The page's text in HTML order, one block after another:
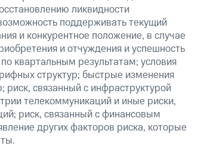
ликвидности
поддерживать текущий
и конкурентное положение, в случае
и отчуждения и успешность
квартальным результатам; условия
структур; быстрые изменения
риск, связанный с инфраструктурой
телекоммуникаций и иные риски,
риск, связанный с финансовым
других факторов риска, которые